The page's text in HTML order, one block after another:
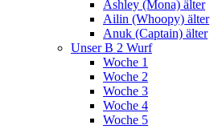
Ashley (Mona) älter
Ailin (Whoopy) älter
Anuk (Captain) älter
Unser B 2 Wurf
Woche 1
Woche 2
Woche 3
Woche 4
Woche 5